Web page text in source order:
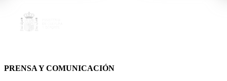
PRENSA Y COMUNICACIÓN